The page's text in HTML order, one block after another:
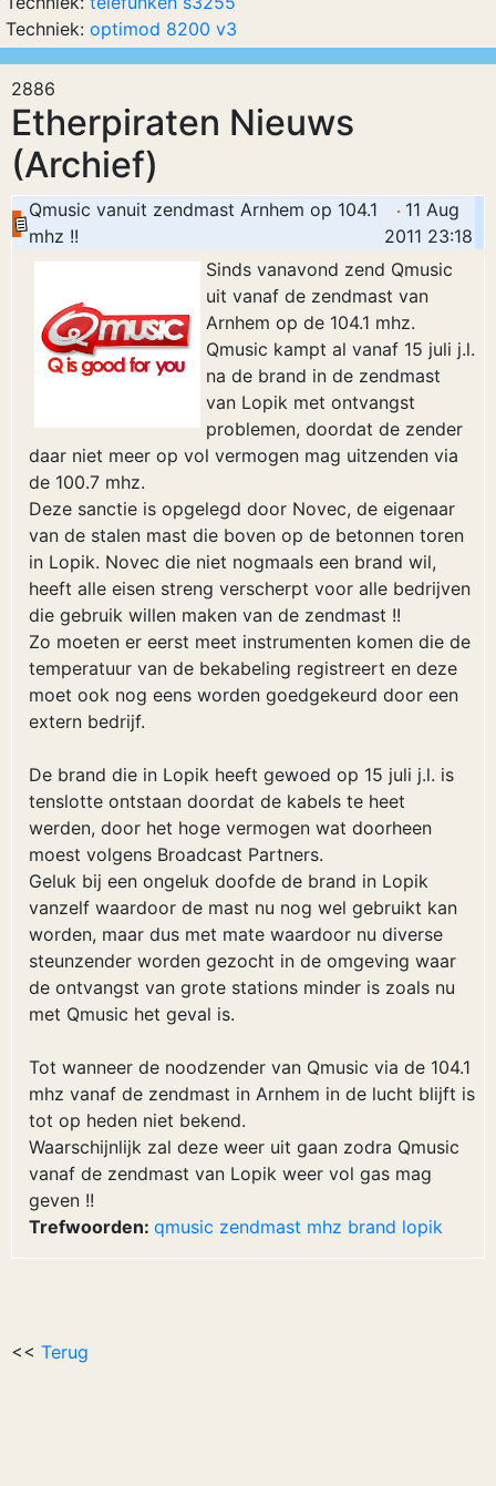
2886
Etherpiraten Nieuws
(Archief)
Qmusic vanuit zendmast Arnhem op 104.1
mhz !!
11 Aug
2011 23:18
Sinds vanavond zend Qmusic
uit vanaf de zendmast van
Arnhem op de 104.1 mhz.
Qmusic kampt al vanaf 15 juli j.l.
na de brand in de zendmast
van Lopik met ontvangst
problemen, doordat de zender
daar niet meer op vol vermogen mag uitzenden via
de 100.7 mhz.
Deze sanctie is opgelegd door Novec, de eigenaar
van de stalen mast die boven op de betonnen toren
in Lopik. Novec die niet nogmaals een brand wil,
heeft alle eisen streng verscherpt voor alle bedrijven
die gebruik willen maken van de zendmast !!
Zo moeten er eerst meet instrumenten komen die de
temperatuur van de bekabeling registreert en deze
moet ook nog eens worden goedgekeurd door een
extern bedrijf.
De brand die in Lopik heeft gewoed op 15 juli j.l. is
tenslotte ontstaan doordat de kabels te heet
werden, door het hoge vermogen wat doorheen
moest volgens Broadcast Partners.
Geluk bij een ongeluk doofde de brand in Lopik
vanzelf waardoor de mast nu nog wel gebruikt kan
worden, maar dus met mate waardoor nu diverse
steunzender worden gezocht in de omgeving waar
de ontvangst van grote stations minder is zoals nu
met Qmusic het geval is.
Tot wanneer de noodzender van Qmusic via de 104.1
mhz vanaf de zendmast in Arnhem in de lucht blijft is
tot op heden niet bekend.
Waarschijnlijk zal deze weer uit gaan zodra Qmusic
vanaf de zendmast van Lopik weer vol gas mag
geven !!
Trefwoorden: qmusic zendmast mhz brand lopik
<< Terug
Techniek: optimod 8200 v3